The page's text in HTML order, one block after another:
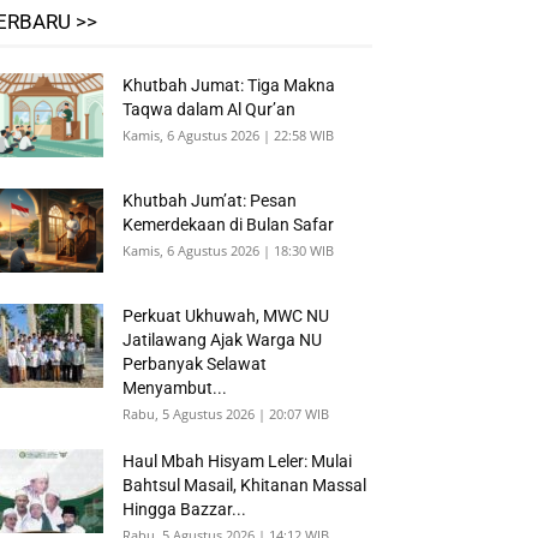
>>
Khutbah Jumat: Tiga Makna
Taqwa dalam Al Qur’an
Kamis, 6 Agustus 2026 | 22:58 WIB
Khutbah Jum’at: Pesan
Kemerdekaan di Bulan Safar
Kamis, 6 Agustus 2026 | 18:30 WIB
Perkuat Ukhuwah, MWC NU
Jatilawang Ajak Warga NU
Perbanyak Selawat
Menyambut...
Rabu, 5 Agustus 2026 | 20:07 WIB
Haul Mbah Hisyam Leler: Mulai
Bahtsul Masail, Khitanan Massal
Hingga Bazzar...